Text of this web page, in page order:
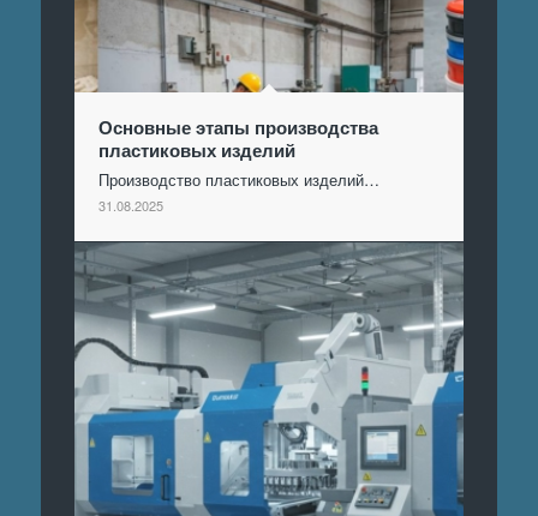
Основные этапы производства
пластиковых изделий
Производство пластиковых изделий…
31.08.2025